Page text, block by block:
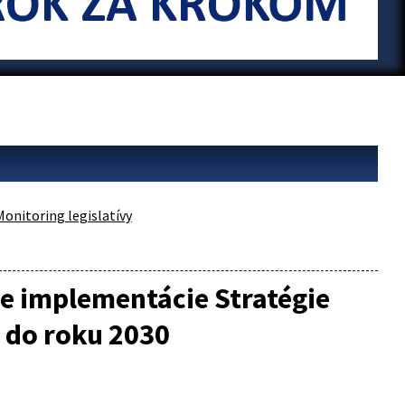
legislatívy
implementácie Stratégie
roku 2030